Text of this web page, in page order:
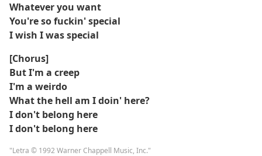
Whatever you want
You're so fuckin' special
I wish I was special
[Chorus]
But I'm a creep
I'm a weirdo
What the hell am I doin' here?
I don't belong here
I don't belong here
"Letra © 1992 Warner Chappell Music, Inc."